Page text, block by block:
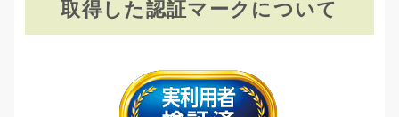
取得した認証マークについて